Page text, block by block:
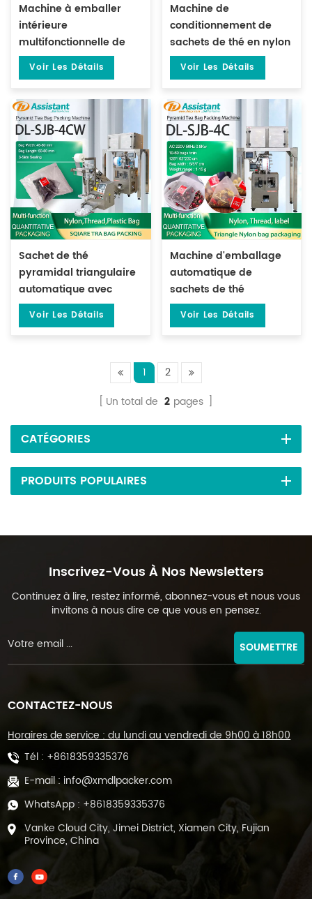
Machine à emballer
intérieure
multifonctionnelle de
sac carré de papier
filtre d'immersion avec
cachetage de 3 côtés
Voir Les Détails
Machine de
conditionnement de
sachets de thé en nylon
avec pyramides
triangulaires et sac
Voir Les Détails
Sachet de thé
pyramidal triangulaire
automatique avec
Machine d'emballage
Voir Les Détails
Machine d'emballage
automatique de
sachets de thé
triangulaires pour
Voir Les Détails
1
2
Un total de 2 pages
CATÉGORIES
PRODUITS POPULAIRES
Inscrivez-Vous À Nos Newsletters
Continuez à lire, restez informé, abonnez-vous et nous vous
invitons à nous dire ce que vous en pensez.
SOUMETTRE
CONTACTEZ-NOUS
Horaires de service : du lundi au vendredi de 9h00 à 18h00
Tél : +8618359335376
E-mail : info@xmdlpacker.com
WhatsApp : +8618359335376
Vanke Cloud City, Jimei District, Xiamen City, Fujian
Province, China